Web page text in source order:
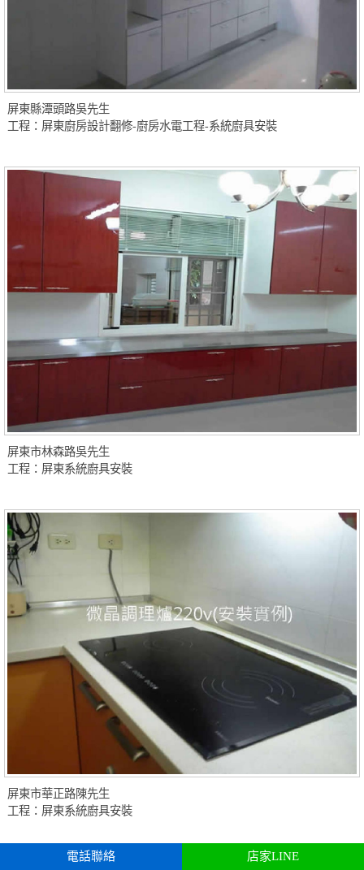
屏東縣潭頭路吳先生
工程：屏東廚房設計翻修-廚房水電工程-系統廚具安裝
屏東市林森路吳先生
工程：屏東系統廚具安裝
屏東市華正路陳先生
工程：屏東系統廚具安裝
電話聯絡 店家LINE